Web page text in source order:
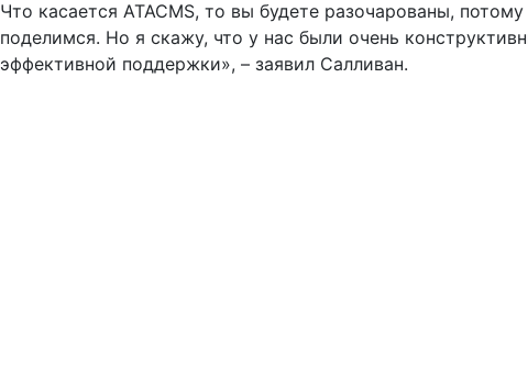
Что касается ATACMS, то вы будете разочарованы,
поделимся. Но я скажу, что у нас были очень
эффективной поддержки», – заявил Салливан.